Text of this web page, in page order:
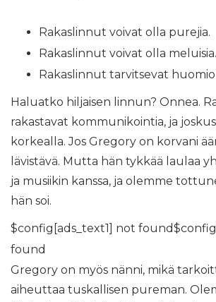
Rakaslinnut voivat olla purejia.
Rakaslinnut voivat olla meluisia.
Rakaslinnut tarvitsevat
Haluatko hiljaisen linnun? Onnea.
rakastavat kommunikointia, ja
korkealla. Jos Gregory on korvani
lävistävä. Mutta hän tykkää laulaa
ja musiikin kanssa, ja olemme
hän soi.
$config[ads_text1] not
found
Gregory on myös nänni, mikä
aiheuttaa tuskallisen pureman.